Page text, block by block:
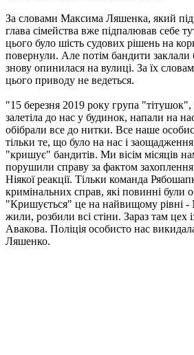
За словами Максима Ляшенка, який
глава сімейства вже підпалював себе
цього було шість судових рішень на
повернули. Але потім бандити заклали
знову опинилася на вулиці. За їх
цього приводу не ведеться.
"15 березня 2019 року група "тітушок",
залетіла до нас у будинок, напали на
обібрали все до нитки. Все наше
тільки те, що було на нас і
"кришує" бандитів. Ми вісім місяців
порушили справу за фактом
Ніякої реакції. Тільки команда
кримінальних справ, які повинні були
"Кришується" це на найвищому рівні
жили, розбили всі стіни. Зараз там цех
Авакова. Поліція особисто нас
Ляшенко.